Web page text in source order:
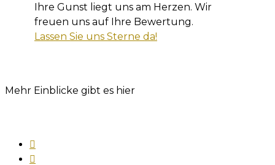
Ihre Gunst liegt uns am Herzen. Wir
freuen uns auf Ihre Bewertung.
Lassen Sie uns Sterne da!
Mehr Einblicke gibt es hier